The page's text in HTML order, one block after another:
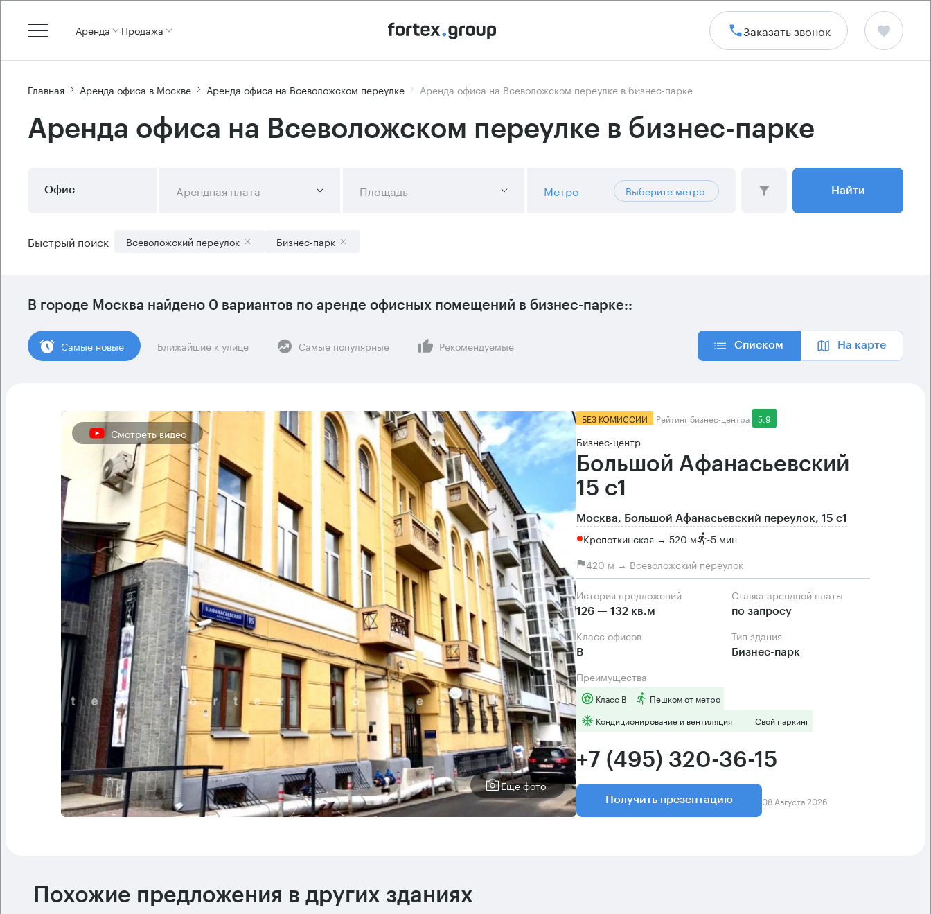
Аренда Продажа Заказать звонок
Главная Аренда офиса в Москве Аренда офиса на Всеволожском переулке Аренда офиса на Всеволожском переулке в бизнес-парке
Аренда офиса на Всеволожском переулке в бизнес-парке
Офис Арендная плата Площадь Метро Выберите метро Найти
Быстрый поиск Всеволожский переулок Бизнес-парк
В городе Москва найдено 0 вариантов по аренде офисных помещений в бизнес-парке::
Cамые новые Ближайшие к улице Самые популярные Рекомендуемые Списком На карте
Смотреть видео
Еще фото
БЕЗ КОМИССИИ Рейтинг бизнес-центра 5.9
Бизнес-центр
Большой Афанасьевский
15 с1
Москва, Большой Афанасьевский переулок, 15 с1
Кропоткинская → 520 м ~5 мин
420 м → Всеволожский переулок
История предложений
126 — 132 кв.м
Ставка арендной платы
по запросу
Класс офисов
B
Тип здания
Бизнес-парк
Преимущества
Класс B
Пешком от метро
Кондиционирование и вентиляция
Свой паркинг
+7 (495) 320-36-15
Получить презентацию 08 Августа 2026
Похожие предложения в других зданиях